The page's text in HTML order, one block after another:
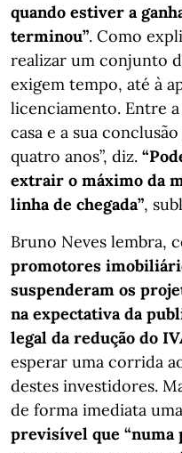
quando estiver a
terminou”. Como
realizar um conjunto
exigem tempo, até à
licenciamento. Entre
casa e a sua
quatro anos”, diz.
extrair o máximo da
linha de chegada”,
Bruno Neves lembra,
promotores
suspenderam os
na expectativa da
legal da redução do
esperar uma corrida
destes investidores.
de forma imediata
previsível que “numa